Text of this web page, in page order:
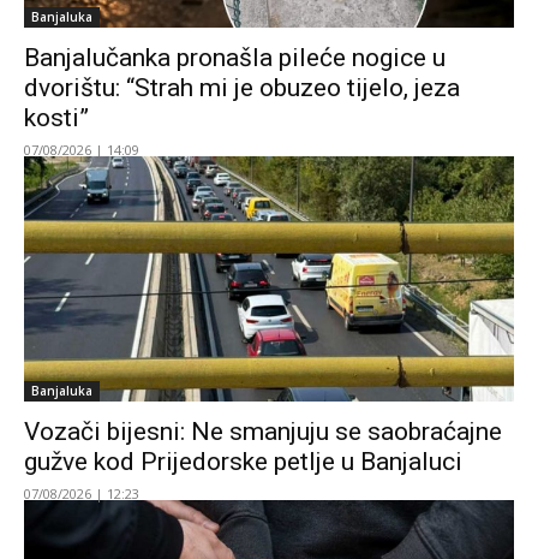
Banjaluka
Banjalučanka pronašla pileće nogice u
dvorištu: “Strah mi je obuzeo tijelo, jeza
kosti”
07/08/2026 | 14:09
Banjaluka
Vozači bijesni: Ne smanjuju se saobraćajne
gužve kod Prijedorske petlje u Banjaluci
07/08/2026 | 12:23